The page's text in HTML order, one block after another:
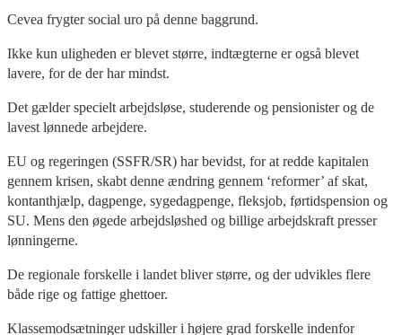
Cevea frygter social uro på denne baggrund.
Ikke kun uligheden er blevet større, indtægterne er også blevet
lavere, for de der har mindst.
Det gælder specielt arbejdsløse, studerende og pensionister og de
lavest lønnede arbejdere.
EU og regeringen (SSFR/SR) har bevidst, for at redde kapitalen
gennem krisen, skabt denne ændring gennem ‘reformer’ af skat,
kontanthjælp, dagpenge, sygedagpenge, fleksjob, førtidspension og
SU. Mens den øgede arbejdsløshed og billige arbejdskraft presser
lønningerne.
De regionale forskelle i landet bliver større, og der udvikles flere
både rige og fattige ghettoer.
Klassemodsætninger udskiller i højere grad forskelle indenfor